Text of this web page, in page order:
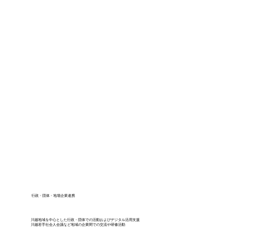
​行政・団体・地場企業連携
​川越地域を中心とした行政・団体での活動およびデジタル活用支援
​川越若手社会人会議など地域の企業間での交流や研修活動